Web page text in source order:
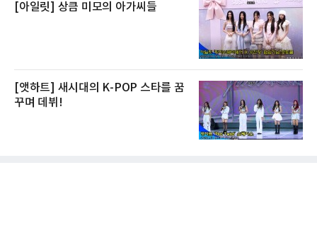
[아일릿] 상큼 미모의 아가씨들
[앳하트] 새시대의 K-POP 스타를 꿈
꾸며 데뷔!